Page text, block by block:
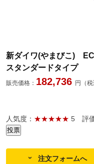
新ダイワ(やまびこ)
スタンダードタイプ
販売価格： 182,736 円（
人気度： ★★★★★ 5 評
注文フォームへ